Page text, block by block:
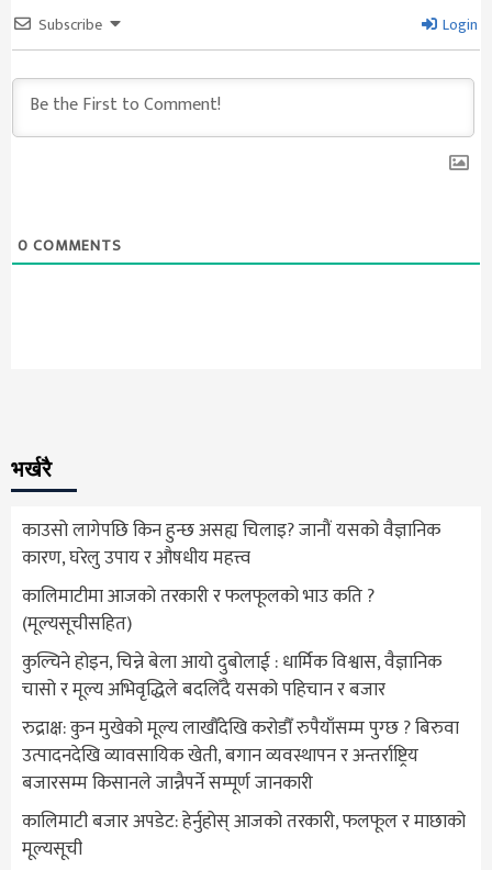
Subscribe Login
0 COMMENTS
भर्खरै
काउसो लागेपछि किन हुन्छ असह्य चिलाइ? जानौं यसको वैज्ञानिक
कारण, घरेलु उपाय र औषधीय महत्त्व
कालिमाटीमा आजको तरकारी र फलफूलको भाउ कति ?
(मूल्यसूचीसहित)
कुल्चिने होइन, चिन्ने बेला आयो दुबोलाई : धार्मिक विश्वास, वैज्ञानिक
चासो र मूल्य अभिवृद्धिले बदलिँदै यसको पहिचान र बजार
रुद्राक्ष: कुन मुखेको मूल्य लाखौँदेखि करोडौँ रुपैयाँसम्म पुग्छ ? बिरुवा
उत्पादनदेखि व्यावसायिक खेती, बगान व्यवस्थापन र अन्तर्राष्ट्रिय
बजारसम्म किसानले जान्नैपर्ने सम्पूर्ण जानकारी
कालिमाटी बजार अपडेट: हेर्नुहोस् आजको तरकारी, फलफूल र माछाको
मूल्यसूची